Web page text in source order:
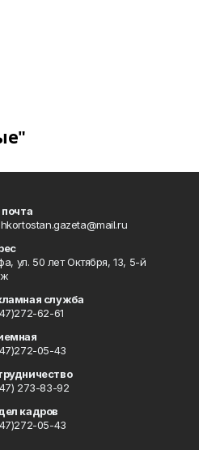
ул. 50 лет Октября, 13, 5-й
служба
62-61
05-43
273-83-92
кадров
05-43